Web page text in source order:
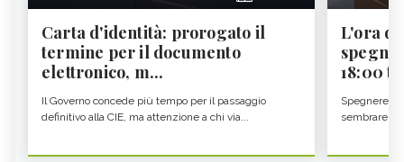
Carta d'identità: prorogato il
termine per il documento
elettronico, m...
Il Governo concede più tempo per il passaggio
definitivo alla CIE, ma attenzione a chi via...
L'ora
18:00 ti
Spegnere lo
sembrare